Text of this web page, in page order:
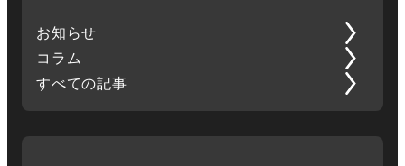
コラム
すべての記事